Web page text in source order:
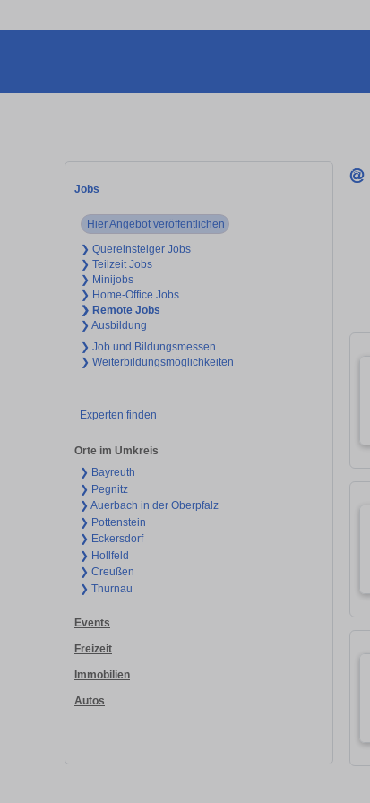
Jobs
Hier Angebot veröffentlichen
❯ Quereinsteiger Jobs
❯ Teilzeit Jobs
❯ Minijobs
❯ Home-Office Jobs
❯ Remote Jobs
❯ Ausbildung
❯ Job und Bildungsmessen
❯ Weiterbildungsmöglichkeiten
Experten finden
Orte im Umkreis
❯ Bayreuth
❯ Pegnitz
❯ Auerbach in der Oberpfalz
❯ Pottenstein
❯ Eckersdorf
❯ Hollfeld
❯ Creußen
❯ Thurnau
Events
Freizeit
Immobilien
Autos